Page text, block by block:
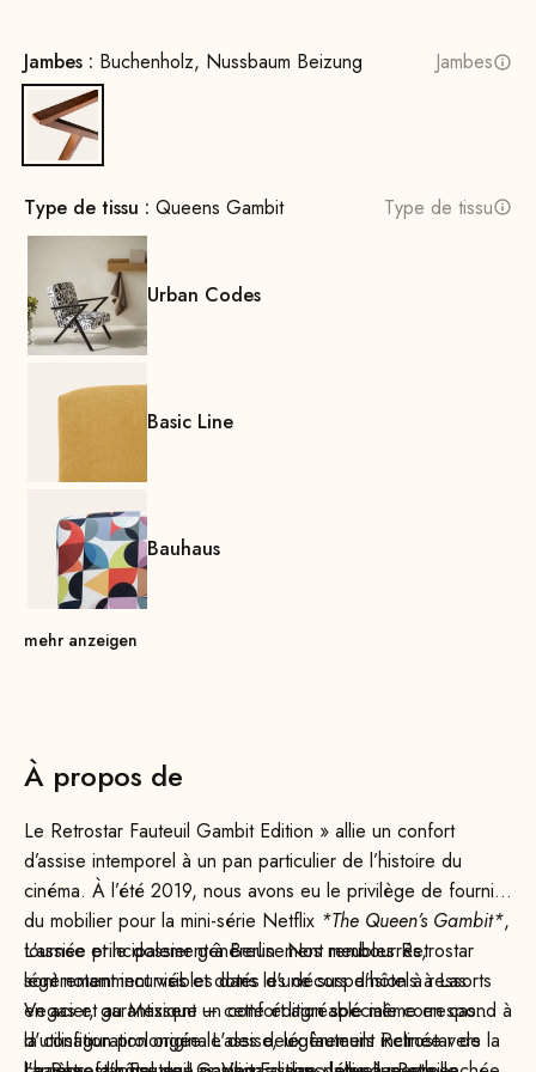
Jambes : Buchenholz, Nussbaum Beizung Jambes
Bois de hêtre, teinté noyer
Type de tissu : Queens Gambit Type de tissu
Urban Codes
Basic Line
Bauhaus
mehr anzeigen
À propos de
Le Retrostar Fauteuil Gambit Edition » allie un confort
d’assise intemporel à un pan particulier de l’histoire du
cinéma. À l’été 2019, nous avons eu le privilège de fournir
du mobilier pour la mini-série Netflix *The Queen’s Gambit*,
tournée principalement à Berlin. Nos meubles Retrostar
sont notamment visibles dans les décors d’hôtels à Las
Vegas et au Mexique – cette édition spéciale correspond à
la configuration originale des deux fauteuils Retrostar de la
L'assise et le dossier généreusement rembourrés,
légèrement incurvés et dotés d'une suspension à ressorts
en acier, garantissent un confort agréable même en cas
d'utilisation prolongée. L'assise, légèrement inclinée vers